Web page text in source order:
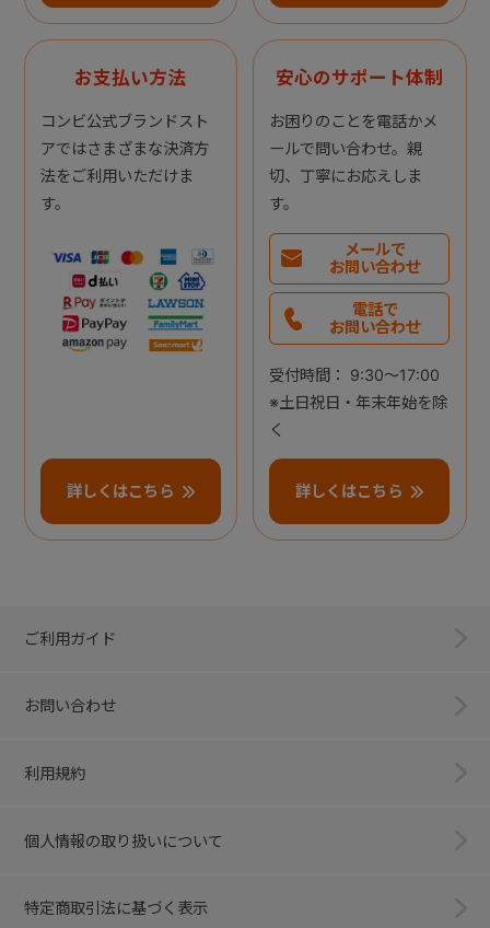
お支払い方法
コンビ公式ブランドスト
アではさまざまな決済方
法をご利用いただけま
す。
詳しくはこちら
安心のサポート体制
お困りのことを電話かメ
ールで問い合わせ。親
切、丁寧にお応えしま
す。
メールで
お問い合わせ
電話で
お問い合わせ
受付時間： 9:30～17:00
※土日祝日・年末年始を除
く
詳しくはこちら
ご利用ガイド
お問い合わせ
利用規約
個人情報の取り扱いについて
特定商取引法に基づく表示